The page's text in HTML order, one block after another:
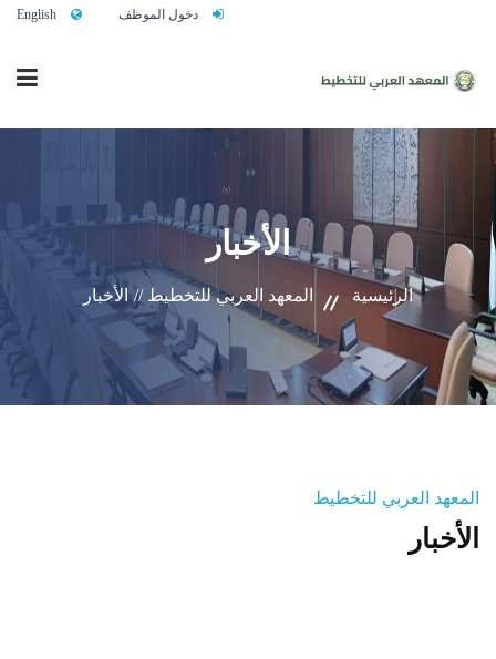
دخول الموظف English
الرئيسية
من نحن
خدماتنا
تواصلوا معنا
المنصة التدريبية
الأخبار
الرئيسية المعهد العربي للتخطيط // الأخبار
المعهد العربي للتخطيط
الأخبار